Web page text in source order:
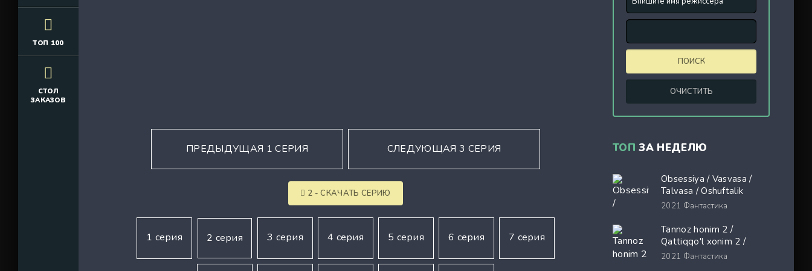
ТОП 100
СТОЛ
ЗАКАЗОВ
ПРЕДЫДУЩАЯ 1 СЕРИЯ СЛЕДУЮЩАЯ 3 СЕРИЯ
2 - СКАЧАТЬ СЕРИЮ
1 серия 2 серия 3 серия 4 серия 5 серия 6 серия 7 серия
ТОП ЗА НЕДЕЛЮ
Obsessiya / Vasvasa /
Talvasa / Oshuftalik
Premyera Uzbek tilida
kino Full HD tas-ix
skachat
2021 Фантастика
Tannoz honim 2 /
Qattiqqo'l xonim 2 /
Shayton Prada kiyadi 2
2021 Фантастика